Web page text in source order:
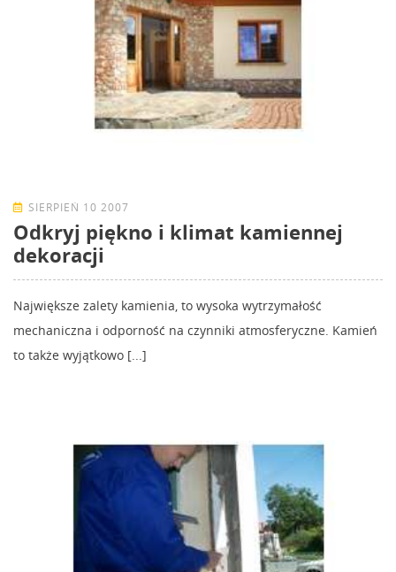
SIERPIEŃ 10 2007
Odkryj piękno i klimat kamiennej
dekoracji
Największe zalety kamienia, to wysoka wytrzymałość
mechaniczna i odporność na czynniki atmosferyczne. Kamień
to także wyjątkowo [...]